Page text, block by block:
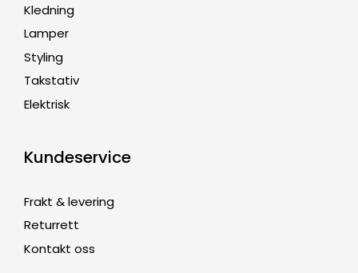
Kledning
Lamper
Styling
Takstativ
Elektrisk
Kundeservice
Frakt & levering
Returrett
Kontakt oss